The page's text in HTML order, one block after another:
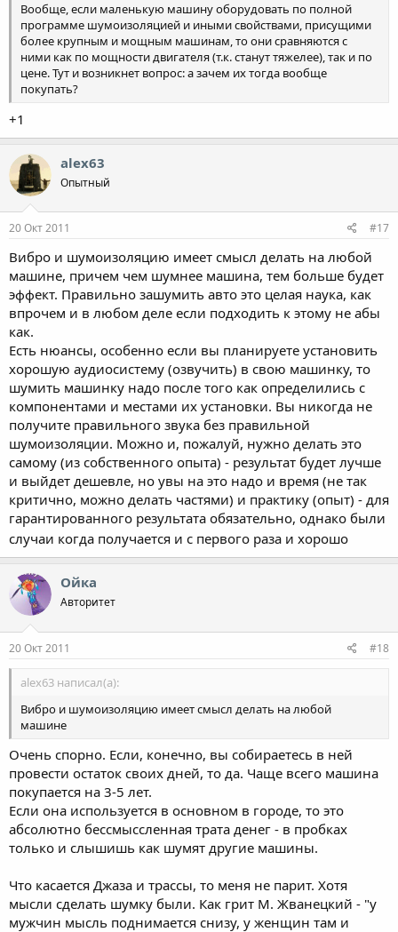
Вообще, если маленькую машину оборудовать по полной
программе шумоизоляцией и иными свойствами, присущими
более крупным и мощным машинам, то они сравняются с
ними как по мощности двигателя (т.к. станут тяжелее), так и по
цене. Тут и возникнет вопрос: а зачем их тогда вообще
покупать?
+1
alex63
Опытный
20 Окт 2011 #17
Вибро и шумоизоляцию имеет смысл делать на любой
машине, причем чем шумнее машина, тем больше будет
эффект. Правильно зашумить авто это целая наука, как
впрочем и в любом деле если подходить к этому не абы
как.
Есть нюансы, особенно если вы планируете установить
хорошую аудиосистему (озвучить) в свою машинку, то
шумить машинку надо после того как определились с
компонентами и местами их установки. Вы никогда не
получите правильного звука без правильной
шумоизоляции. Можно и, пожалуй, нужно делать это
самому (из собственного опыта) - результат будет лучше
и выйдет дешевле, но увы на это надо и время (не так
критично, можно делать частями) и практику (опыт) - для
гарантированного результата обязательно, однако были
случаи когда получается и с первого раза и хорошо
Ойка
Авторитет
20 Окт 2011 #18
alex63 написал(а):
Вибро и шумоизоляцию имеет смысл делать на любой
машине
Очень спорно. Если, конечно, вы собираетесь в ней
провести остаток своих дней, то да. Чаще всего машина
покупается на 3-5 лет.
Если она используется в основном в городе, то это
абсолютно бессмыссленная трата денег - в пробках
только и слышишь как шумят другие машины.
Что касается Джаза и трассы, то меня не парит. Хотя
мысли сделать шумку были. Как грит М. Жванецкий - "у
мужчин мысль поднимается снизу, у женщин там и